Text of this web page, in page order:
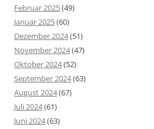
Februar 2025(49)
Januar 2025(60)
Dezember 2024(51)
November 2024(47)
Oktober 2024(52)
September 2024(63)
August 2024(67)
Juli 2024(61)
Juni 2024(63)